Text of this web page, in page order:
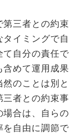
三者との約束
イミングで自
て自分の責任で
含めて運用成果
のことは別と
三者との約束事
場合は、自らの
を自由に調節で